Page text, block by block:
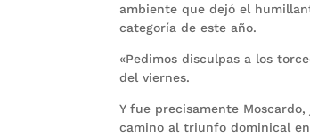
ambiente que dejó el
categoría de este año.
«Pedimos disculpas a los
del viernes.
Y fue precisamente
camino al triunfo dominical